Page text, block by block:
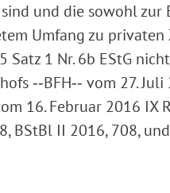
und die sowohl
Umfang zu
Satz 1 Nr. 6b EStG
‑‑BFH‑‑ vom 27.
16. Februar 2016 IX
BStBl II 2016, 708,